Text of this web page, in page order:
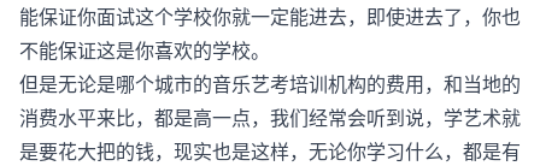
能保证你面试这个学校你就一定能进去，即使进去了，你也
不能保证这是你喜欢的学校。
但是无论是哪个城市的音乐艺考培训机构的费用，和当地的
消费水平来比，都是高一点，我们经常会听到说，学艺术就
是要花大把的钱，现实也是这样，无论你学习什么，都是有